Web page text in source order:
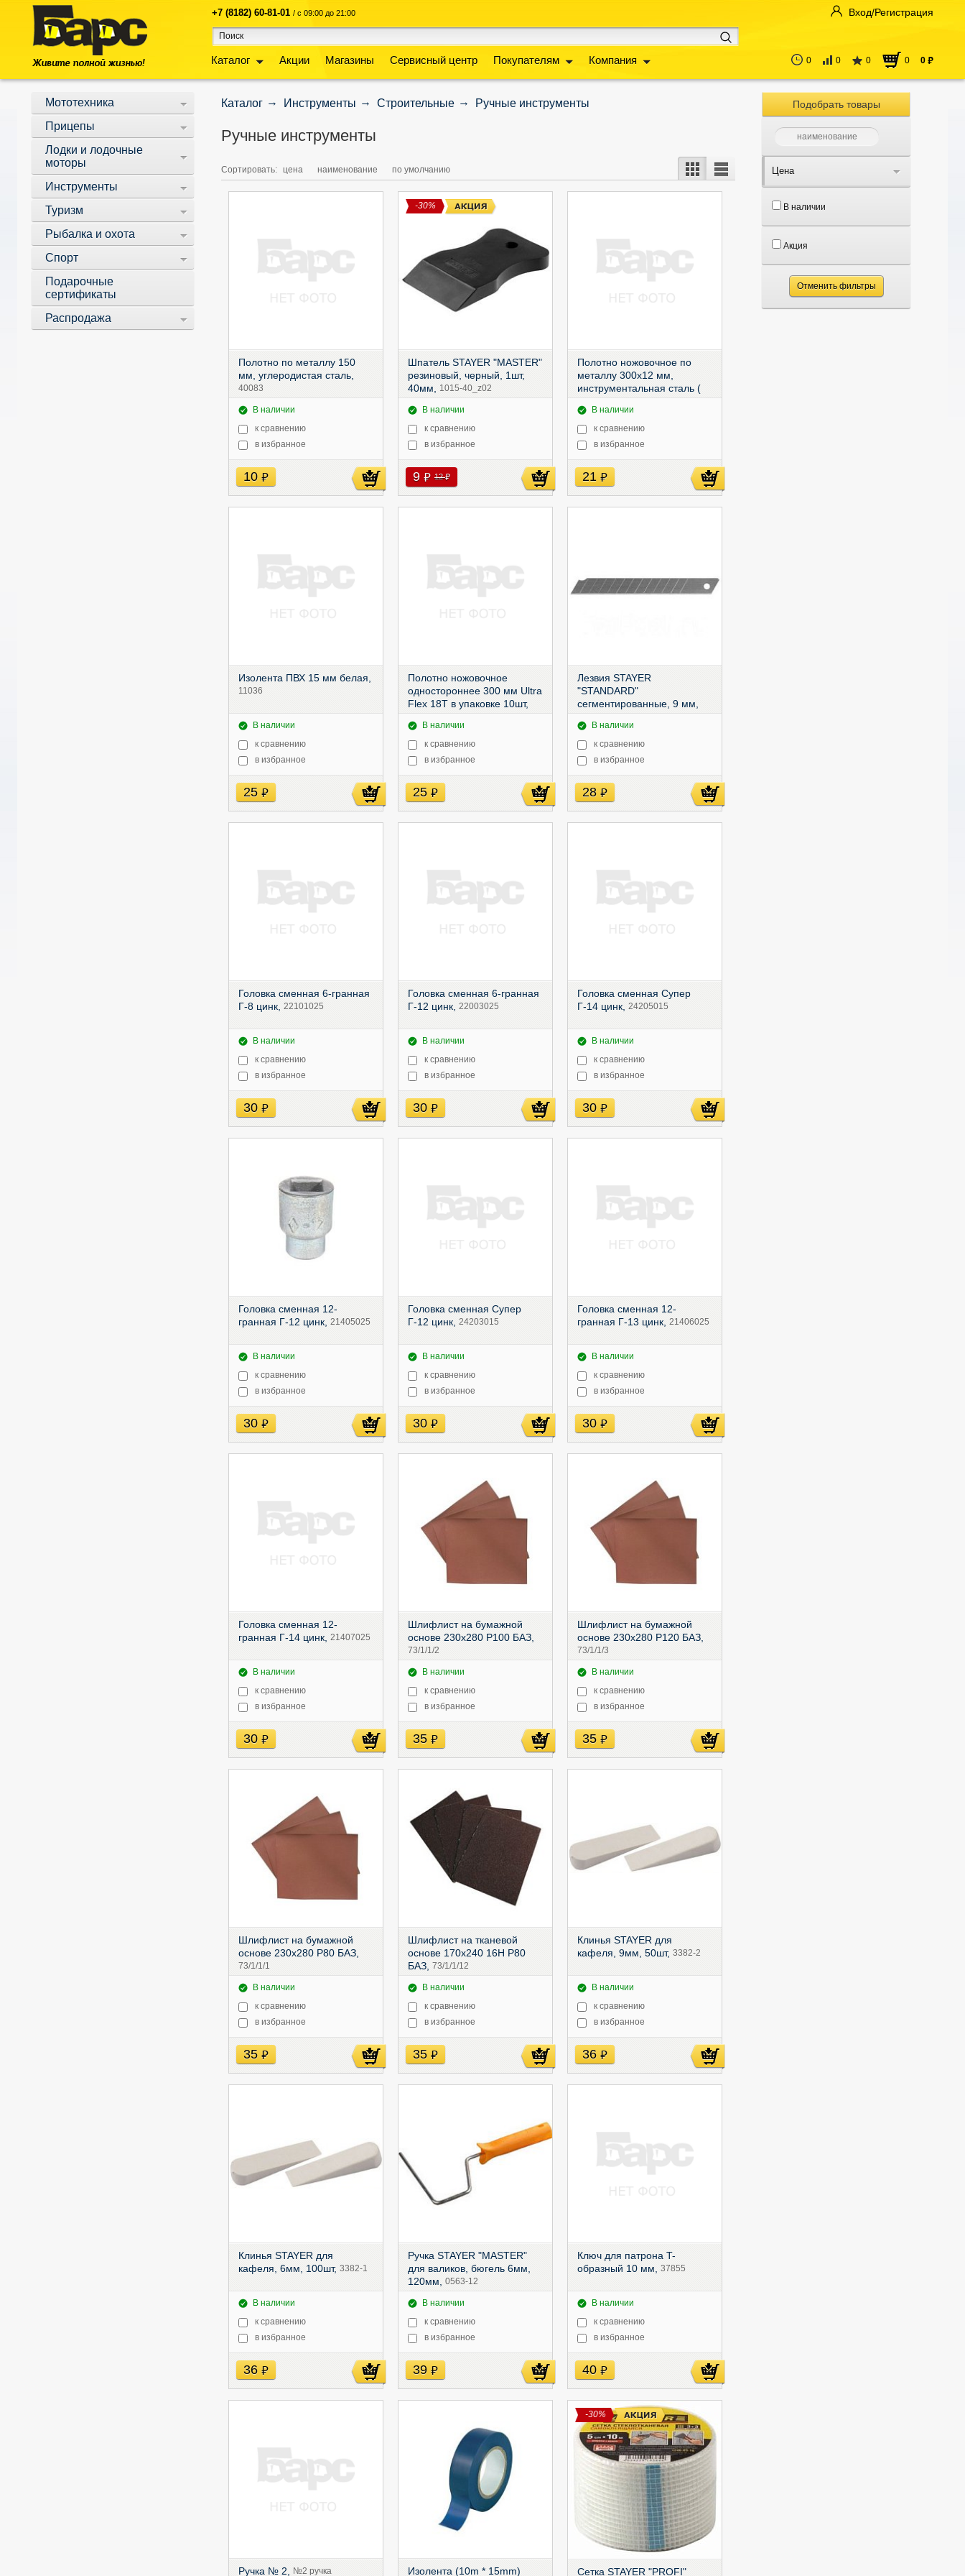
+7 (8182) 60-81-01 / с 09:00 до 21:00
Каталог Акции Магазины Сервисный центр Покупателям Компания
Вход/Регистрация
0 0 0 0 0 руб
Мототехника
Прицепы
Лодки и лодочные
моторы
Инструменты
Туризм
Рыбалка и охота
Спорт
Подарочные
сертификаты
Распродажа
Каталог Инструменты Строительные Ручные инструменты
Ручные инструменты
Сортировать: цена наименование по умолчанию
Полотно по металлу 150
мм, углеродистая сталь,
40083
В наличии
к сравнению
в избранное
10 руб
-30%
Шпатель STAYER "MASTER"
резиновый, черный, 1шт,
40мм,
1015-40_z02
В наличии
к сравнению
в избранное
9 руб 12руб
Полотно ножовочное по
металлу 300х12 мм,
инструментальная сталь (
В наличии
к сравнению
в избранное
21руб
Изолента ПВХ 15 мм белая,
11036
В наличии
к сравнению
в избранное
25 руб
Полотно ножовочное
одностороннее 300 мм Ultra
Flex 18Т в упаковке 10шт,
В наличии
к сравнению
в избранное
25 руб
Лезвия STAYER
"STANDARD"
сегментированные, 9 мм,
В наличии
к сравнению
в избранное
28руб
Головка сменная 6-гранная
Г-8 цинк, 22101025
В наличии
к сравнению
в избранное
30 руб
Головка сменная 6-гранная
Г-12 цинк, 22003025
В наличии
к сравнению
в избранное
30 руб
Головка сменная Супер
Г-14 цинк,24205015
В наличии
к сравнению
в избранное
30руб
Головка сменная 12-
гранная Г-12 цинк, 21405025
В наличии
к сравнению
в избранное
30 руб
Головка сменная Супер
Г-12 цинк, 24203015
В наличии
к сравнению
в избранное
30 руб
Головка сменная 12-
гранная Г-13 цинк,21406025
В наличии
к сравнению
в избранное
30руб
Головка сменная 12-
гранная Г-14 цинк, 21407025
В наличии
к сравнению
в избранное
30 руб
Шлифлист на бумажной
основе 230х280 P100 БАЗ,
73/1/1/2
В наличии
к сравнению
в избранное
35 руб
Шлифлист на бумажной
основе 230х280 P120 БАЗ,
73/1/1/3
В наличии
к сравнению
в избранное
35руб
Шлифлист на бумажной
основе 230х280 P80 БАЗ,
73/1/1/1
В наличии
к сравнению
в избранное
35 руб
Шлифлист на тканевой
основе 170х240 16Н P80
БАЗ, 73/1/1/12
В наличии
к сравнению
в избранное
35 руб
Клинья STAYER для
кафеля, 9мм, 50шт,3382-2
В наличии
к сравнению
в избранное
36руб
Клинья STAYER для
кафеля, 6мм, 100шт, 3382-1
В наличии
к сравнению
в избранное
36 руб
Ручка STAYER "MASTER"
для валиков, бюгель 6мм,
120мм, 0563-12
В наличии
к сравнению
в избранное
39 руб
Ключ для патрона T-
образный 10 мм,37855
В наличии
к сравнению
в избранное
40руб
Ручка № 2, №2 ручка Изолента (10m * 15mm)
-30%
Сетка STAYER "PROFI"
Подобрать товары
Цена
В наличии
Акция
Отменить фильтры